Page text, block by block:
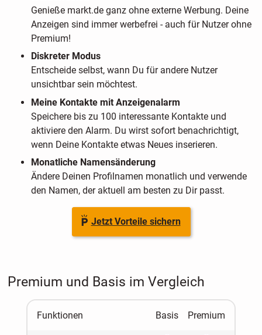
Genieße markt.de ganz ohne externe Werbung. Deine
Anzeigen sind immer werbefrei - auch für Nutzer ohne
Premium!
Diskreter Modus
Entscheide selbst, wann Du für andere Nutzer
unsichtbar sein möchtest.
Meine Kontakte mit Anzeigenalarm
Speichere bis zu 100 interessante Kontakte und
aktiviere den Alarm. Du wirst sofort benachrichtigt,
wenn Deine Kontakte etwas Neues inserieren.
Monatliche Namensänderung
Ändere Deinen Profilnamen monatlich und verwende
den Namen, der aktuell am besten zu Dir passt.
Jetzt Vorteile sichern
Premium und Basis im Vergleich
Funktionen Basis Premium